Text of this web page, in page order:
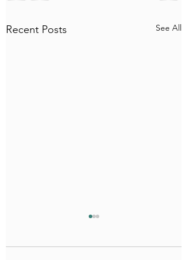
Recent Posts See All